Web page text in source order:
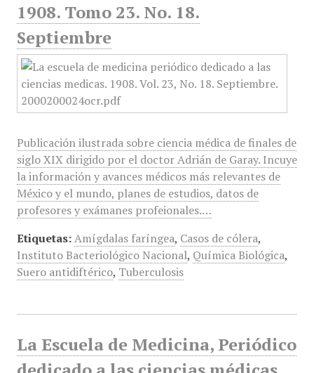
1908. Tomo 23. No. 18.
Septiembre
Publicación ilustrada sobre ciencia médica de finales de
siglo XIX dirigido por el doctor Adrián de Garay. Incuye
la información y avances médicos más relevantes de
México y el mundo, planes de estudios, datos de
profesores y exámanes profeionales.…
Etiquetas: Amígdalas faríngea, Casos de cólera,
Instituto Bacteriológico Nacional, Química Biológica,
Suero antidiftérico, Tuberculosis
La Escuela de Medicina, Periódico